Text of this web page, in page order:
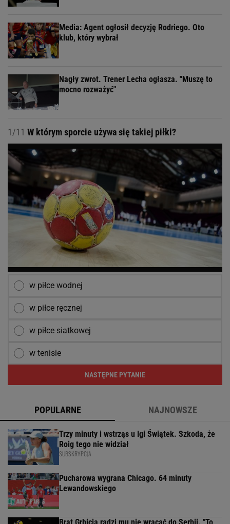
Media: Agent ogłosił decyzję Rodriego. Oto
klub, który wybrał
Nagły zwrot. Trener Lecha ogłasza. "Muszę to
mocno rozważyć"
1/11 W którym sporcie używa się takiej piłki?
w piłce wodnej
w piłce ręcznej
w piłce siatkowej
w tenisie
NASTĘPNE PYTANIE
POPULARNE NAJNOWSZE
Trzy minuty i wstrząs u Igi Świątek. Szkoda, że
Roig tego nie widział
SUBSKRYPCJA
Pucharowa wygrana Chicago. 64 minuty
Lewandowskiego